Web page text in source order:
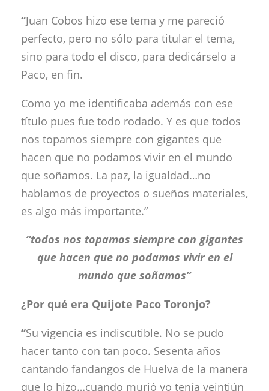
“Juan Cobos hizo ese tema y me pareció
perfecto, pero no sólo para titular el tema,
sino para todo el disco, para dedicárselo a
Paco, en fin.
Como yo me identificaba además con ese
título pues fue todo rodado. Y es que todos
nos topamos siempre con gigantes que
hacen que no podamos vivir en el mundo
que soñamos. La paz, la igualdad…no
hablamos de proyectos o sueños materiales,
es algo más importante.”
“todos nos topamos siempre con gigantes
que hacen que no podamos vivir en el
mundo que soñamos”
¿Por qué era Quijote Paco Toronjo?
“Su vigencia es indiscutible. No se pudo
hacer tanto con tan poco. Sesenta años
cantando fandangos de Huelva de la manera
que lo hizo…cuando murió yo tenía veintiún